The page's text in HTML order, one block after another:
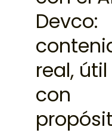
Devco:
real,
con